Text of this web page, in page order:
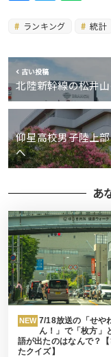
ランキング 統計
古い投稿
北陸新幹線の松井
仰星高校男子陸上
へ
あ
NEW 7/18放送の「せや
ん！」で「枚方」
語が出たのはなんで？
たクイズ】